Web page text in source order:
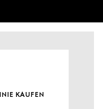
kaufen